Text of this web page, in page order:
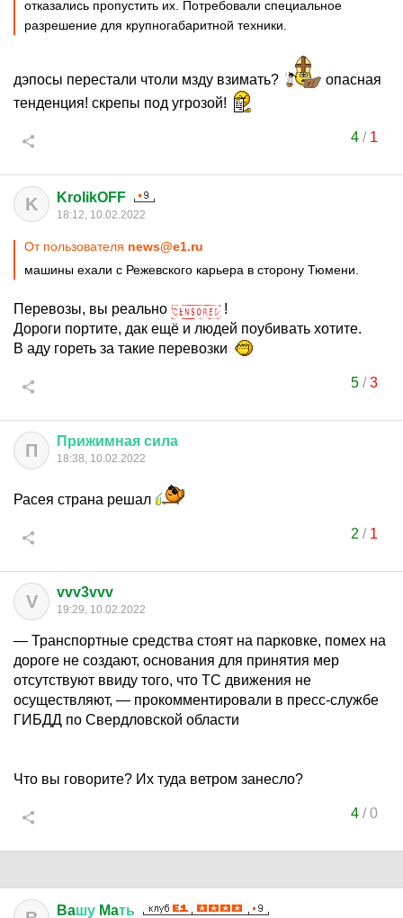
отказались пропустить их. Потребовали специальное
разрешение для крупногабаритной техники.
дэпосы перестали чтоли мзду взимать?
опасная
тенденция! скрепы под угрозой!
4/ 1
K KrolikOFF
18:12, 10.02.2022
От пользователя news@e1.ru
машины ехали с Режевского карьера в сторону Тюмени.
Перевозы, вы реально
!
Дороги портите, дак ещё и людей поубивать хотите.
В аду гореть за такие перевозки
5/3
П Прижимная сила
18:38, 10.02.2022
Расея страна решал
2 / 1
V vvv3vvv
19:29, 10.02.2022
— Транспортные средства стоят на парковке, помех на
дороге не создают, основания для принятия мер
отсутствуют ввиду того, что ТС движения не
осуществляют, — прокомментировали в пресс-службе
ГИБДД по Свердловской области
Что вы говорите? Их туда ветром занесло?
4/0
Baшу Maть